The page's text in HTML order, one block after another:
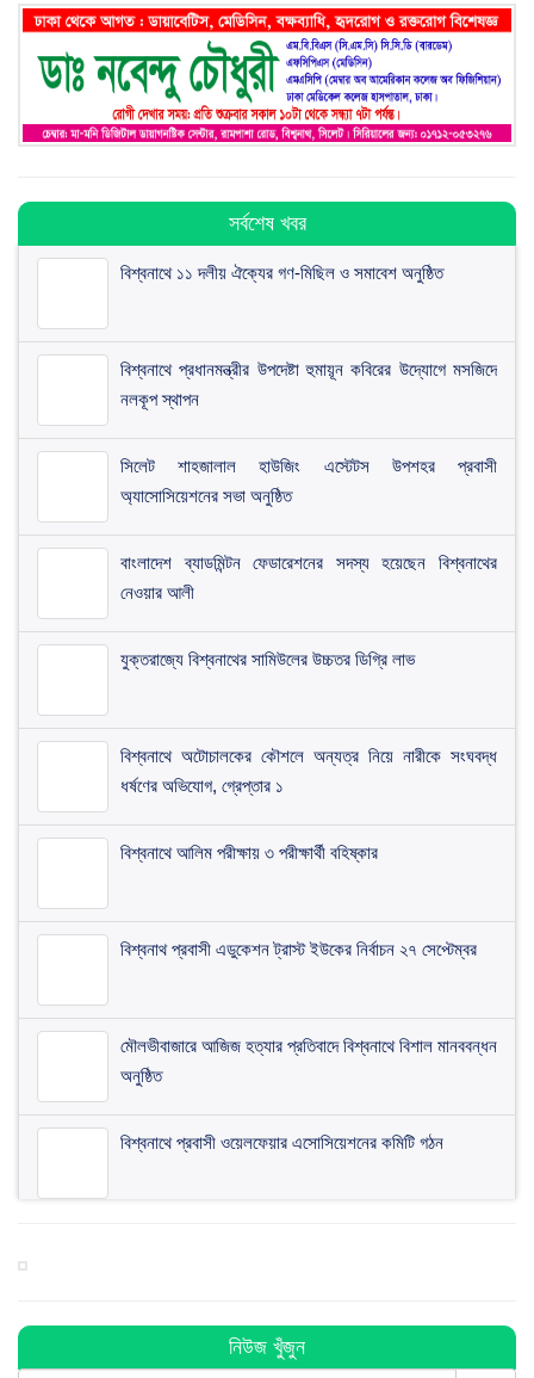
সর্বশেষ খবর
বিশ্বনাথে ১১ দলীয় ঐক্যের গণ-মিছিল ও সমাবেশ অনুষ্ঠিত
বিশ্বনাথে প্রধানমন্ত্রীর উপদেষ্টা হুমায়ূন কবিরের উদ্যোগে মসজিদে
নলকূপ স্থাপন
সিলেট শাহজালাল হাউজিং এস্টেটস উপশহর প্রবাসী
অ্যাসোসিয়েশনের সভা অনুষ্ঠিত
​বাংলাদেশ ব্যাডমিন্টন ফেডারেশনের সদস্য হয়েছেন বিশ্বনাথের
নেওয়ার আলী
যুক্তরাজ্যে বিশ্বনাথের সামিউলের উচ্চতর ডিগ্রি লাভ
বিশ্বনাথে অটোচালকের কৌশলে অন্যত্র নিয়ে নারীকে সংঘবদ্ধ
ধর্ষণের অভিযোগ, গ্রেপ্তার ১
বিশ্বনাথে আলিম পরীক্ষায় ৩ পরীক্ষার্থী বহিষ্কার
বিশ্বনাথ প্রবাসী এডুকেশন ট্রাস্ট ইউকের নির্বাচন ২৭ সেপ্টেম্বর
মৌলভীবাজারে আজিজ হত্যার প্রতিবাদে বিশ্বনাথে বিশাল মানববন্ধন
অনুষ্ঠিত
বিশ্বনাথে প্রবাসী ওয়েলফেয়ার এসোসিয়েশনের কমিটি গঠন
বিশ্বনাথে ব্যবসায়ীর ৭ লাখ টাকা চুরি, থানায় অভিযোগ
নিউজ খুঁজুন